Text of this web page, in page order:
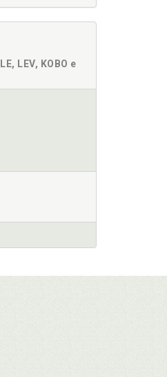
LEV, KOBO e